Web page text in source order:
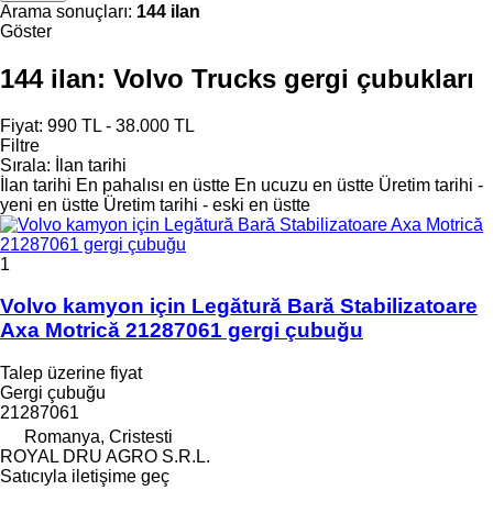
Arama sonuçları: 144 ilan
Göster
144 ilan: Volvo Trucks gergi çubukları
Fiyat: 990 TL - 38.000 TL
Filtre
Sırala:
İlan tarihi
İlan tarihi En pahalısı en üstte En ucuzu en üstte Üretim tarihi -
yeni en üstte Üretim tarihi - eski en üstte
1
Volvo kamyon için Legătură Bară Stabilizatoare
Axa Motrică 21287061 gergi çubuğu
Talep üzerine fiyat
Gergi çubuğu
21287061
Romanya, Cristesti
ROYAL DRU AGRO S.R.L.
Satıcıyla iletişime geç